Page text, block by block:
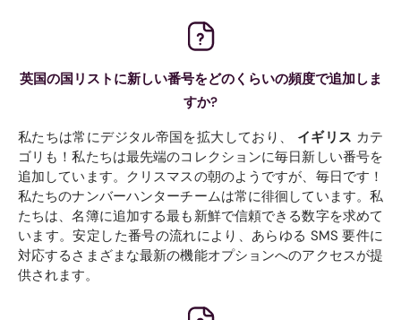
英国の国リストに新しい番号をどのくらいの頻度で追加しま
すか?
私たちは常にデジタル帝国を拡大しており、 イギリス カテ
ゴリも！私たちは最先端のコレクションに毎日新しい番号を
追加しています。クリスマスの朝のようですが、毎日です！
私たちのナンバーハンターチームは常に徘徊しています。私
たちは、名簿に追加する最も新鮮で信頼できる数字を求めて
います。安定した番号の流れにより、あらゆる SMS 要件に
対応するさまざまな最新の機能オプションへのアクセスが提
供されます。